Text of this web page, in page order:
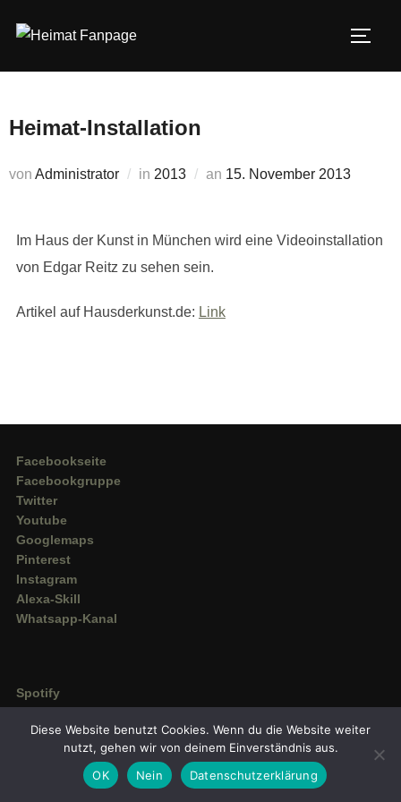
Inhalt
Heimat-Installation
von Administrator in 2013 an Veröffentlicht
15. November 2013
Im Haus der Kunst in München wird eine Videoinstallation
von Edgar Reitz zu sehen sein.
Artikel auf Hausderkunst.de: Link
Facebookseite
Facebookgruppe
Twitter
Youtube
Googlemaps
Pinterest
Instagram
Alexa-Skill
Whatsapp-Kanal
Spotify
Amazon Music
Diese Website benutzt Cookies. Wenn du die Website weiter
nutzt, gehen wir von deinem Einverständnis aus.
OK
Nein Datenschutzerklärung